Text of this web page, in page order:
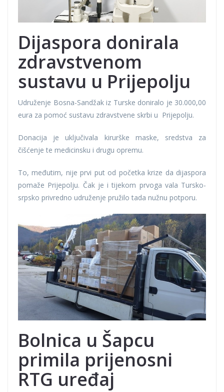
Dijaspora donirala
zdravstvenom
sustavu u Prijepolju
Udruženje Bosna-Sandžak iz Turske doniralo je 30.000,00
eura za pomoć sustavu zdravstvene skrbi u Prijepolju.
Donacija je uključivala kirurške maske, sredstva za
čišćenje te medicinsku i drugu opremu.
To, međutim, nije prvi put od početka krize da dijaspora
pomaže Prijepolju. Čak je i tijekom prvoga vala Tursko-
srpsko privredno udruženje pružilo tada nužnu potporu.
Bolnica u Šapcu
primila prijenosni
RTG uređaj